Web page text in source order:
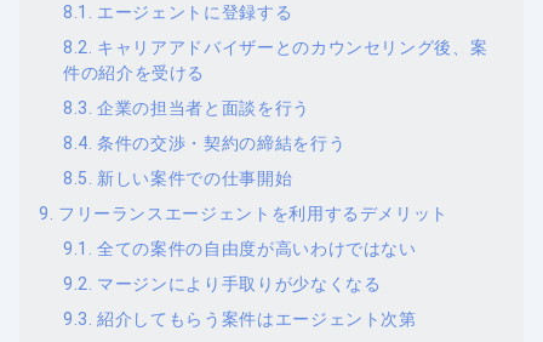
エージェントに登録する
キャリアアドバイザーとのカウンセリング後、案
件の紹介を受ける
企業の担当者と面談を行う
条件の交渉・契約の締結を行う
新しい案件での仕事開始
フリーランスエージェントを利用するデメリット
全ての案件の自由度が高いわけではない
マージンにより手取りが少なくなる
紹介してもらう案件はエージェント次第